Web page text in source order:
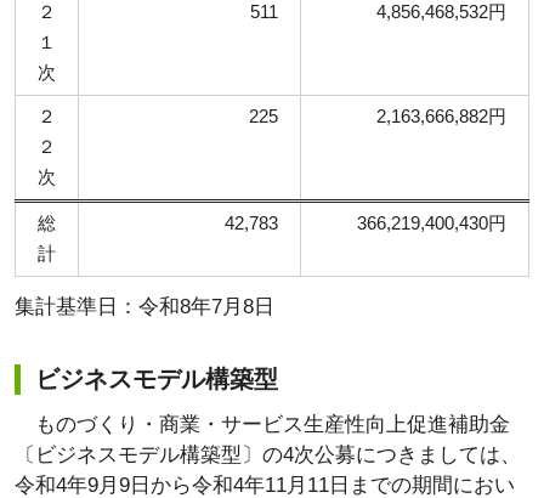
２
１
次
511 4,856,468,532円
２
２
次
225 2,163,666,882円
総
計
42,783 366,219,400,430円
集計基準日：令和8年7月8日
ビジネスモデル構築型
ものづくり・商業・サービス生産性向上促進補助金
〔ビジネスモデル構築型〕の4次公募につきましては、
令和4年9月9日から令和4年11月11日までの期間におい